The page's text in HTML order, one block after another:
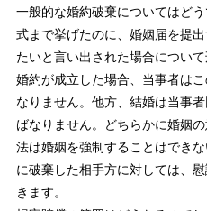
一般的な婚約破棄についてはど
式まで挙げたのに、婚姻届を提
たいと言い出された場合につい
婚約が成立した場合、当事者は
なりません。他方、結婚は当事
ばなりません。どちらかに婚姻
法は婚姻を強制することはでき
に破棄した相手方に対しては、
きます。